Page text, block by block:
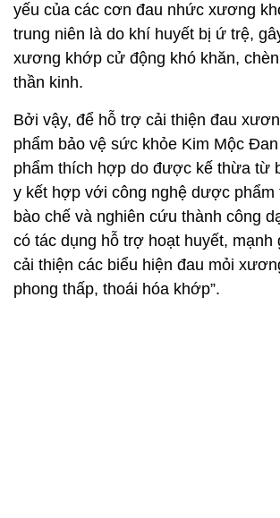
yếu của các cơn đau nhức xương
trung niên là do khí huyết bị ứ trệ,
xương khớp cử động khó khăn,
thần kinh.
Bởi vậy, để hỗ trợ cải thiện đau
phẩm bảo vệ sức khỏe Kim Mộc
phẩm thích hợp do được kế thừa từ
y kết hợp với công nghệ dược phẩm
bào chế và nghiên cứu thành công
có tác dụng hỗ trợ hoạt huyết, mạnh
cải thiện các biểu hiện đau mỏi
phong thấp, thoái hóa khớp”.